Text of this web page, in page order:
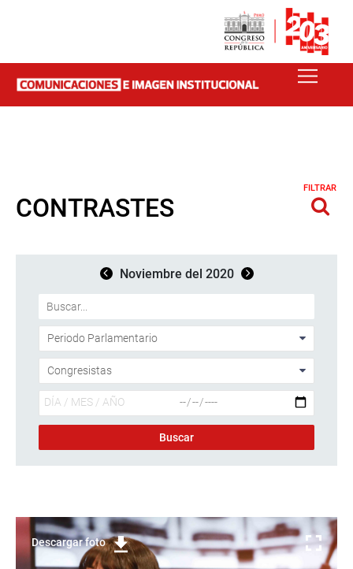
CONTRASTES
FILTRAR
Noviembre del 2020
Descargar foto